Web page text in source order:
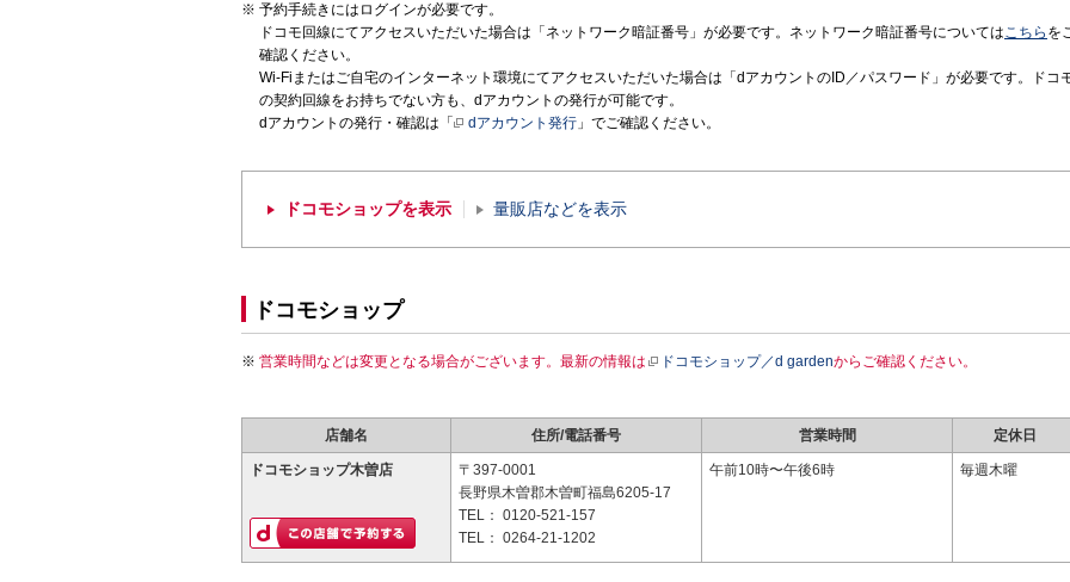
予約手続きにはログインが必要です。
ドコモ回線にてアクセスいただいた場合は「ネットワーク暗証番号」が必要です。ネットワーク暗証番号についてはこちら を
確認ください。
Wi-Fiまたはご自宅のインターネット環境にてアクセスいただいた場合は「dアカウントのID／パスワード」が必要です。ドコ
の契約回線をお持ちでない方も、dアカウントの発行が可能です。
dアカウントの発行・確認は「
dアカウント発行 」でご確認ください。
ドコモショップを表示 量販店などを表示
ドコモショップ
営業時間などは変更となる場合がございます。最新の情報は ドコモショップ／d gardenからご確認ください。
店舗名 住所/電話番号 営業時間 定休日
ドコモショップ木曽店
〒397-0001
長野県木曽郡木曽町福島6205-17
TEL： 0120-521-157
TEL： 0264-21-1202
午前10時〜午後6時 毎週木曜